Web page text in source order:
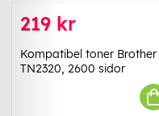
219 kr
Kompatibel toner Brother
TN2320, 2600 sidor